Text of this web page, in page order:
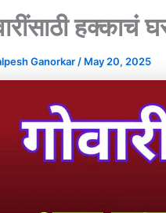
हक्काचं
Ganorkar / May 20, 2025